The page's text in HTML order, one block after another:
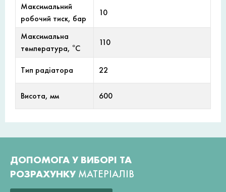
Максимальний
робочий тиск, бар
10
Максимальна
температура, °С
110
Тип радіатора 22
Висота, мм 600
ДОПОМОГА У ВИБОРІ ТА
РОЗРАХУНКУ МАТЕРІАЛІВ